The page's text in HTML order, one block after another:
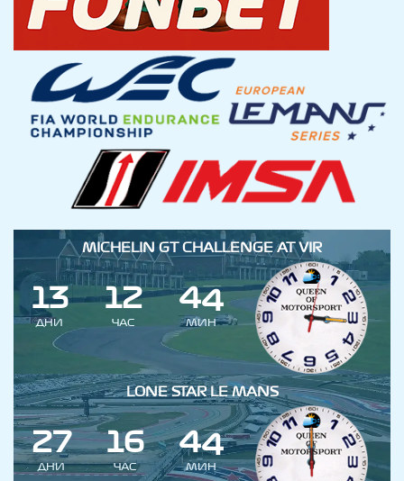
MICHELIN GT CHALLENGE AT VIR
13
ДНИ
12
ЧАС
43
4
МИН
LONE STAR LE MANS
27
ДНИ
16
ЧАС
43
4
МИН